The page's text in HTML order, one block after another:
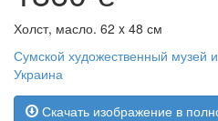
Холст, масло. 62 x 48 см
Сумской художественный музей
Украина
Скачать изображение в